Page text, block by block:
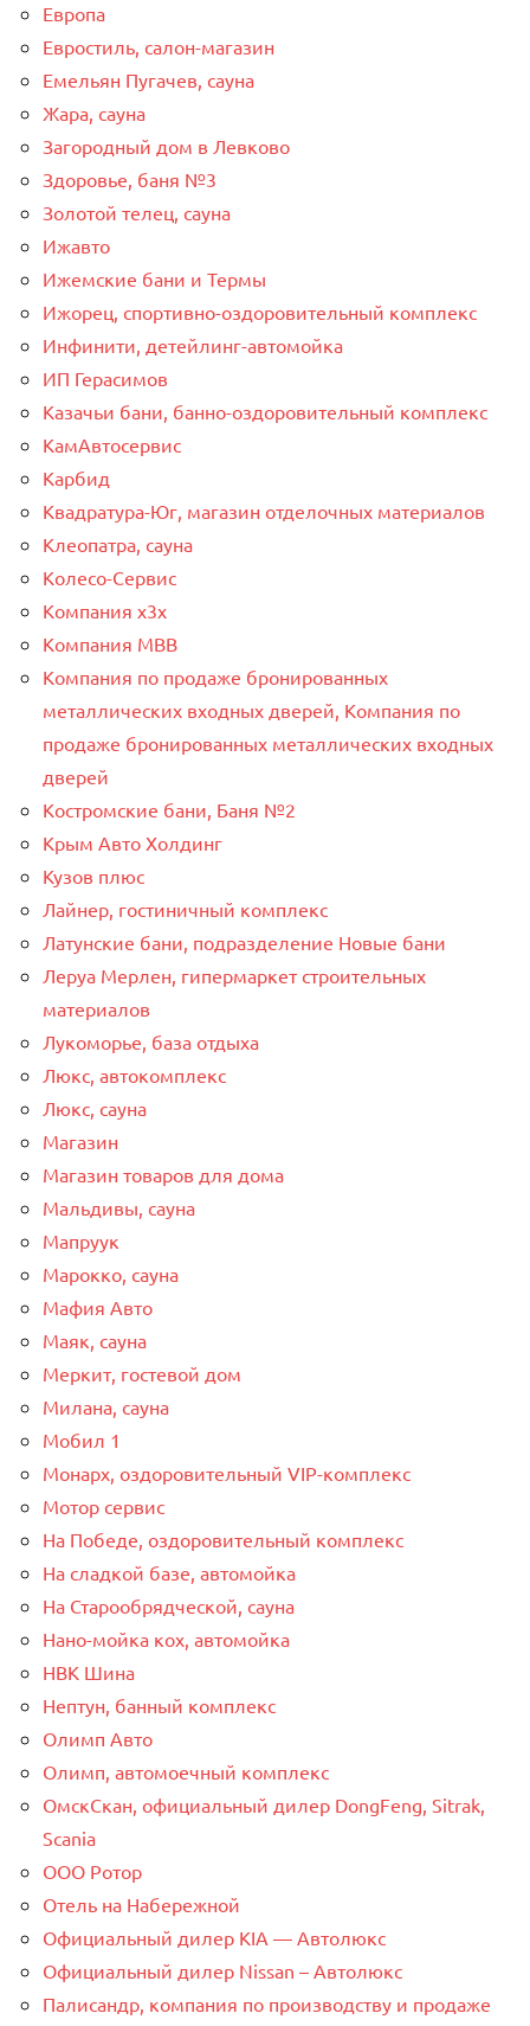
Европа
Евростиль, салон-магазин
Емельян Пугачев, сауна
Жара, сауна
Загородный дом в Левково
Здоровье, баня №3
Золотой телец, сауна
Ижавто
Ижемские бани и Термы
Ижорец, спортивно-оздоровительный комплекс
Инфинити, детейлинг-автомойка
ИП Герасимов
Казачьи бани, банно-оздоровительный комплекс
КамАвтосервис
Карбид
Квадратура-Юг, магазин отделочных материалов
Клеопатра, сауна
Колесо-Сервис
Компания x3x
Компания МВВ
Компания по продаже бронированных
металлических входных дверей, Компания по
продаже бронированных металлических входных
дверей
Костромские бани, Баня №2
Крым Авто Холдинг
Кузов плюс
Лайнер, гостиничный комплекс
Латунские бани, подразделение Новые бани
Леруа Мерлен, гипермаркет строительных
материалов
Лукоморье, база отдыха
Люкс, автокомплекс
Люкс, сауна
Магазин
Магазин товаров для дома
Мальдивы, сауна
Мапруук
Марокко, сауна
Мафия Авто
Маяк, сауна
Меркит, гостевой дом
Милана, сауна
Мобил 1
Монарх, оздоровительный VIP-комплекс
Мотор сервис
На Победе, оздоровительный комплекс
На сладкой базе, автомойка
На Старообрядческой, сауна
Нано-мойка кох, автомойка
НВК Шина
Нептун, банный комплекс
Олимп Авто
Олимп, автомоечный комплекс
ОмскСкан, официальный дилер DongFeng, Sitrak,
Scania
ООО Ротор
Отель на Набережной
Официальный дилер KIA — Автолюкс
Официальный дилер Nissan – Автолюкс
Палисандр, компания по производству и продаже